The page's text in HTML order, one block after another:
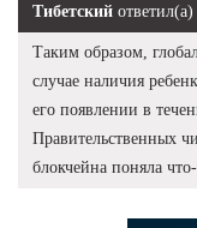
Тибетский ответил(а)
Таким образом,
случае наличия
его появлении в
Правительственных
блокчейна поняла